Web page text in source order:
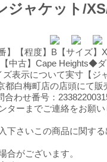
ャケット/
】【程度】B【サイズ
古】Cape Heights◆
表示について実寸【
白梅町店の店頭にて販
わせ番号：
ーまでご連絡をお願い
さいこの商品に関す
合がございます。